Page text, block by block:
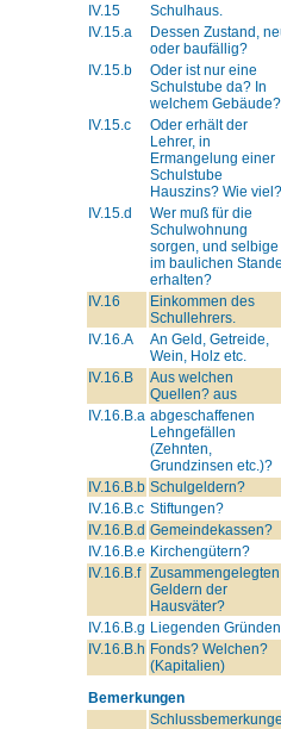
IV.15
Schulhaus.
IV.15.a
Dessen Zustand,
oder baufällig?
IV.15.b
Oder ist nur eine
Schulstube da? In
welchem Gebäude?
IV.15.c
Oder erhält der
Lehrer, in
Ermangelung einer
Schulstube
Hauszins? Wie viel?
IV.15.d
Wer muß für die
Schulwohnung
sorgen, und selbige
im baulichen
erhalten?
IV.16
Einkommen des
Schullehrers.
IV.16.A
An Geld, Getreide,
Wein, Holz etc.
IV.16.B
Aus welchen
Quellen? aus
IV.16.B.a abgeschaffenen
Lehngefällen
(Zehnten,
Grundzinsen etc.)?
IV.16.B.b Schulgeldern?
IV.16.B.c Stiftungen?
IV.16.B.d Gemeindekassen?
IV.16.B.e Kirchengütern?
IV.16.B.f Zusammengelegten
Geldern der
Hausväter?
IV.16.B.g Liegenden
IV.16.B.h Fonds? Welchen?
(Kapitalien)
Bemerkungen